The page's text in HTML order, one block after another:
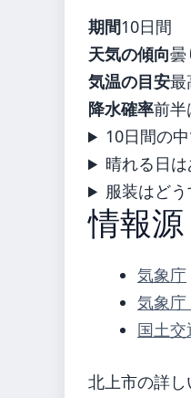
期間10日間
天気の傾向曇
気温の目安最
降水確率前半
10日間の
晴れる日
服装はど
情報源
気象庁
気象庁
国土
北上市の詳し